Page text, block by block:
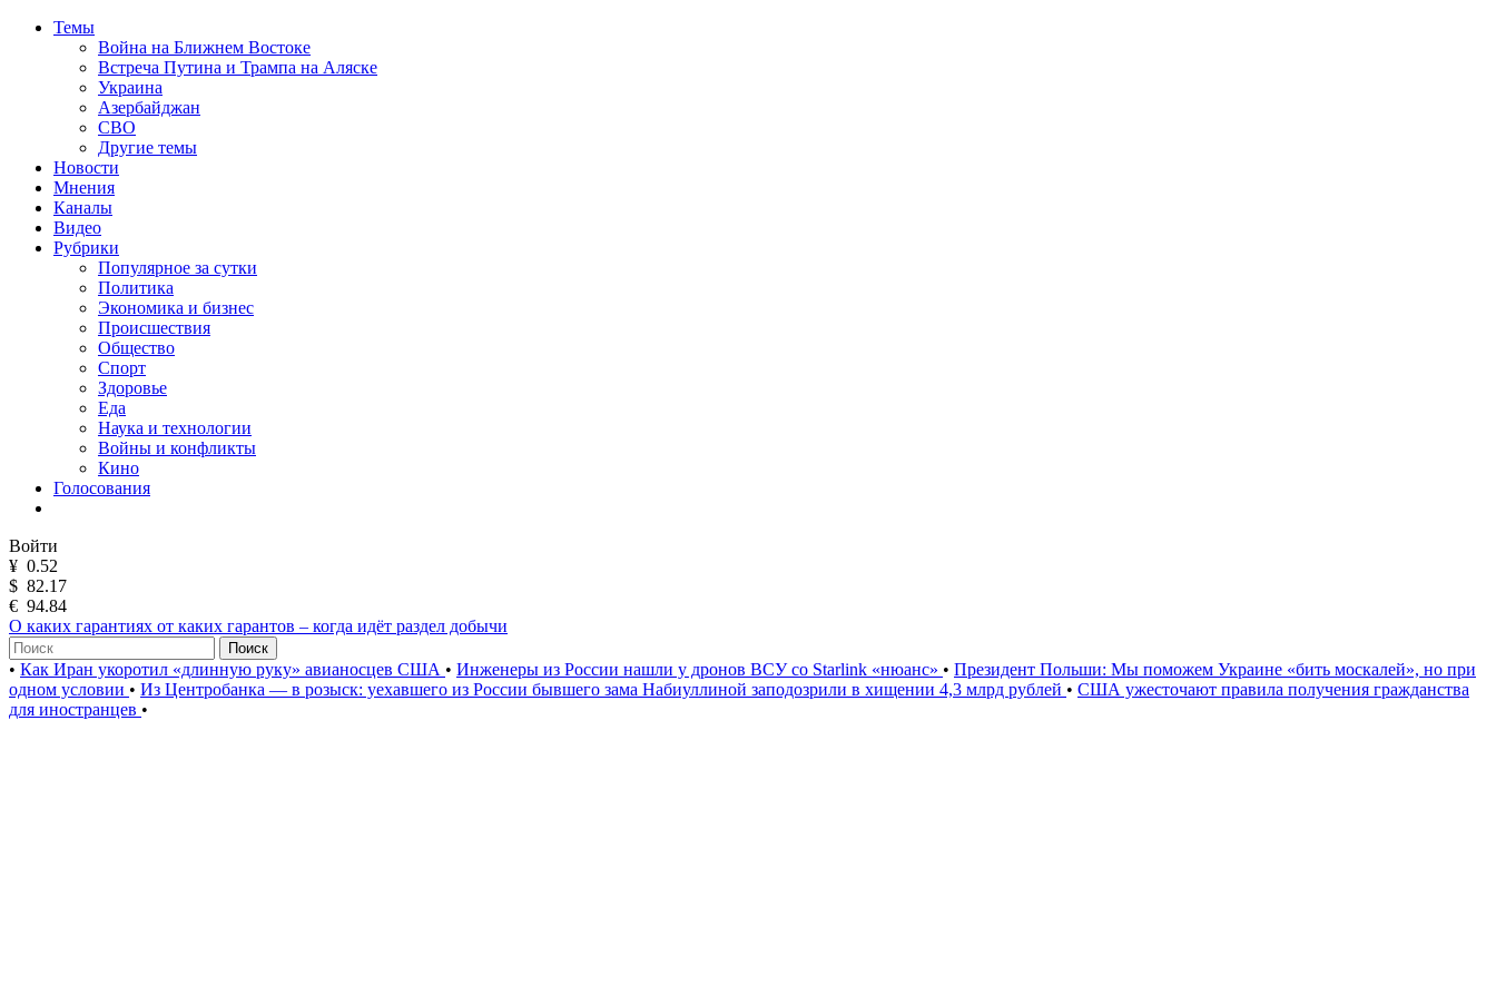
Темы
Война на Ближнем Востоке
Встреча Путина и Трампа на Аляске
Украина
Азербайджан
СВО
Другие темы
Новости
Мнения
Каналы
Видео
Рубрики
Популярное за сутки
Политика
Экономика и бизнес
Происшествия
Общество
Спорт
Здоровье
Еда
Наука и технологии
Войны и конфликты
Кино
Голосования
Войти
¥ 0.52
$ 82.17
€ 94.84
О каких гарантиях от каких гарантов – когда идёт раздел добычи
Поиск
• Как Иран укоротил «длинную руку» авианосцев США • Инженеры из России нашли у дронов ВСУ со Starlink «нюанс» • Президент Польши: Мы поможем Украине «бить москалей», но при
одном условии • Из Центробанка — в розыск: уехавшего из России бывшего зама Набиуллиной заподозрили в хищении 4,3 млрд рублей • США ужесточают правила получения гражданства
для иностранцев •